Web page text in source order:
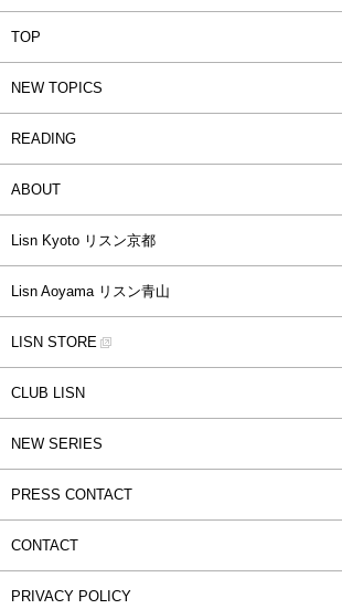
TOP
NEW TOPICS
READING
ABOUT
Lisn Kyoto リスン京都
Lisn Aoyama リスン青山
LISN STORE
CLUB LISN
NEW SERIES
PRESS CONTACT
CONTACT
PRIVACY POLICY